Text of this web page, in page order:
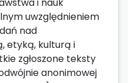
i nauk
uwzględnieniem
nad
etyką, kulturą i
zgłoszone teksty
anonimowej